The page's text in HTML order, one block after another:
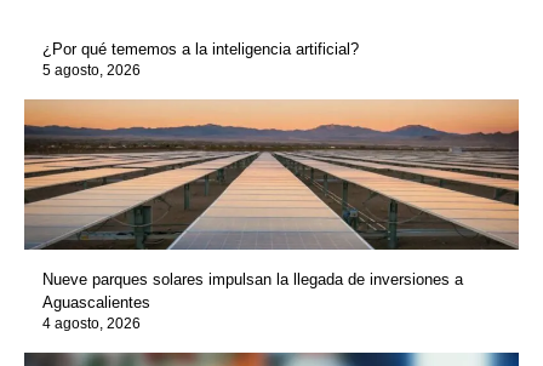
¿Por qué tememos a la inteligencia artificial?
5 agosto, 2026
Nueve parques solares impulsan la llegada de inversiones a
Aguascalientes
4 agosto, 2026